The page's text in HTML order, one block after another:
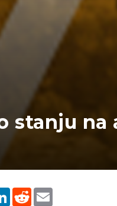
stanju na
LinkedInReddit